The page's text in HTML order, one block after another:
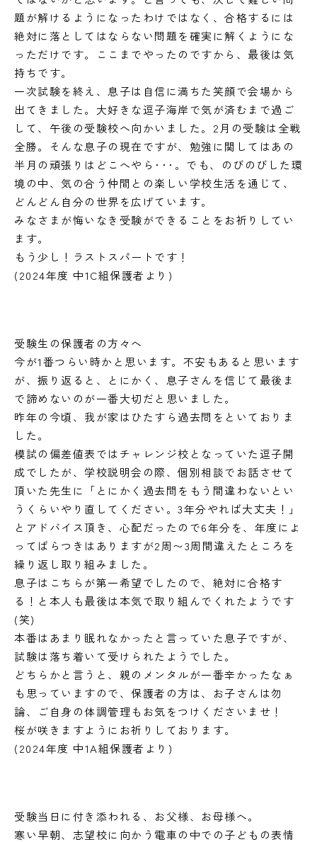
題が解けるようになったわけではなく、合格するには
絶対に落としてはならない問題を確実に解くようにな
っただけです。ここまでやったのですから、最後は気
持ちです。
一次試験を終え、息子は自信に満ちた笑顔で会場から
出てきました。大好きな逗子海岸で気が済むまで過ご
して、午後の受験校へ向かいました。2月の受験は全戦
全勝。そんな息子の現在ですが、勉強に関してはあの
半月の頑張りはどこへやら･･･。でも、のびのびした環
境の中、気の合う仲間との楽しい学校生活を通じて、
どんどん自分の世界を広げています。
みなさまが悔いなき受験ができることをお祈りしてい
ます。
もう少し！ラストスパートです！
(2024年度 中1C組保護者より)
受験生の保護者の方々へ
今が1番つらい時かと思います。不安もあると思います
が、振り返ると、とにかく、息子さんを信じて最後ま
で諦めないのが一番大切だと思いました。
昨年の今頃、我が家はひたすら過去問をといておりま
した。
模試の偏差値表ではチャレンジ校となっていた逗子開
成でしたが、学校説明会の際、個別相談でお話させて
頂いた先生に「とにかく過去問をもう間違わないとい
うくらいやり直してください。3年分やれば大丈夫！」
とアドバイス頂き、心配だったので6年分を、年度によ
ってばらつきはありますが2周〜3周間違えたところを
繰り返し取り組みました。
息子はこちらが第一希望でしたので、絶対に合格す
る！と本人も最後は本気で取り組んでくれたようです
(笑)
本番はあまり眠れなかったと言っていた息子ですが、
試験は落ち着いて受けられたようでした。
どちらかと言うと、親のメンタルが一番辛かったなぁ
も思っていますので、保護者の方は、お子さんは勿
論、ご自身の体調管理もお気をつけくださいませ！
桜が咲きますようにお祈りしております。
(2024年度 中1A組保護者より)
受験当日に付き添われる、お父様、お母様へ。
寒い早朝、志望校に向かう電車の中での子どもの表情